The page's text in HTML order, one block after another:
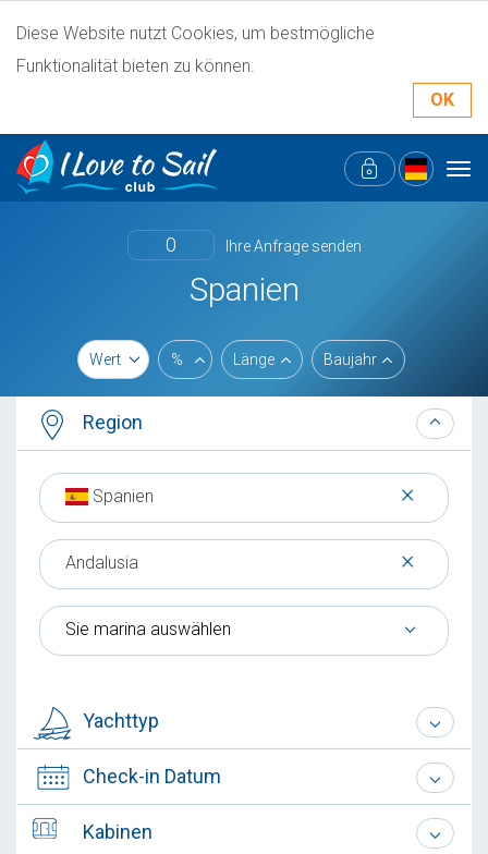
Diese Website nutzt Cookies, um bestmögliche
Funktionalität bieten zu können.
OK
0 Ihre Anfrage senden
Spanien
Wert % Länge Baujahr
Region
×
Spanien
×
Andalusia
Sie marina auswählen
Yachttyp
Check-in Datum
Kabinen